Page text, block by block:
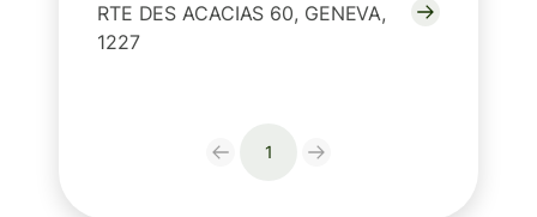
RTE DES ACACIAS 60, GENEVA,
1227
1